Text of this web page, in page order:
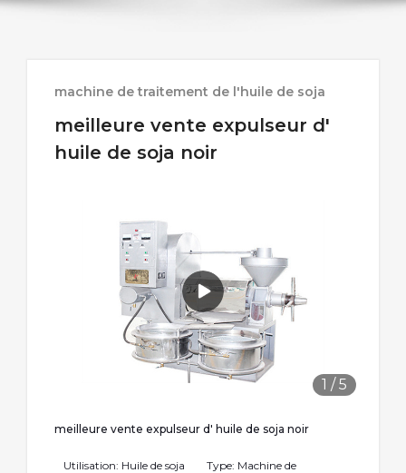
machine de traitement de l'huile de soja
meilleure vente expulseur d'
huile de soja noir
1 /5
meilleure vente expulseur d' huile de soja noir
Utilisation: Huile de soja
Type: Machine de